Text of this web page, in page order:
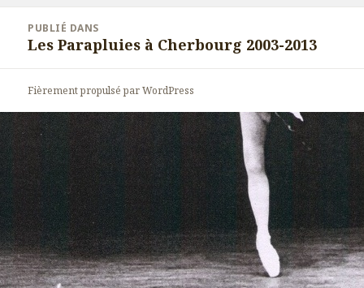
l’article
PUBLIÉ DANS
Les Parapluies à Cherbourg 2003-2013
Fièrement propulsé par WordPress